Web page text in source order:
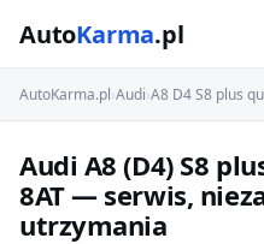
AutoKarma.pl
AutoKarma.pl›Audi›A8 D4 S8 plus
Audi A8 (D4) S8
8AT — serwis,
utrzymania